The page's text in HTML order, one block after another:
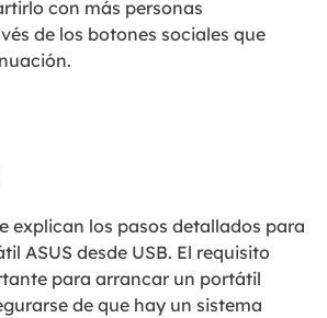
con más personas
de los botones sociales que
explican los pasos detallados para
ASUS desde USB. El requisito
para arrancar un portátil
de que hay un sistema